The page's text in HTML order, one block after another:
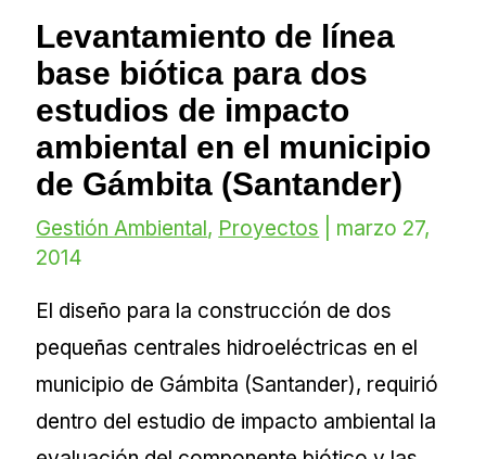
Levantamiento de línea
base biótica para dos
estudios de impacto
ambiental en el municipio
de Gámbita (Santander)
Gestión Ambiental, Proyectos
marzo 27,
2014
El diseño para la construcción de dos
pequeñas centrales hidroeléctricas en el
municipio de Gámbita (Santander), requirió
dentro del estudio de impacto ambiental la